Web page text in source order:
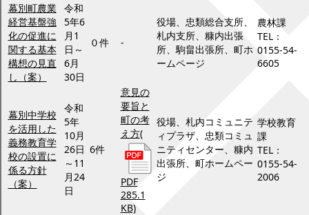
幕別町農業
経営基盤強
化の促進に
関する基本
構想の見直
し（案）
令和
5年6
月1
日～
6月
30日
０件 -
役場、忠類総合支所、
札内支所、糠内出張
所、駒畠出張所、町ホ
ームページ
農林課
TEL：
0155-54-
6605
幕別中学校
を活用した
義務教育学
校の設置に
係る方針
（案）
令和
5年
10月
26日
～11
月24
日
6件
意見の
要旨と
町の考
え方(
PDF
285.1
KB)
役場、札内コミュニテ
ィプラザ、忠類コミュ
ニティセンター、糠内
出張所、町ホームペー
ジ
学校教育
課
TEL：
0155-54-
2006